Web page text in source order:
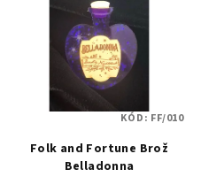
Folk and Fortune Brož
Belladonna
KÓD: FF/010